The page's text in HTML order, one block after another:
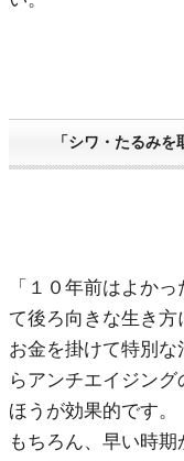
「シワ・たるみ
「１０年前はよか
て後ろ向きな生き方
お金を掛けて特別
らアンチエイジン
ほうが効果的です。
もちろん、早い時